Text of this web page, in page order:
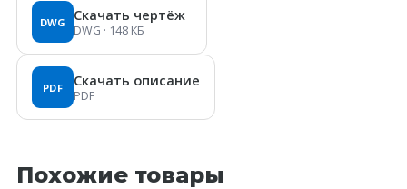
DWG Скачать чертёж
DWG · 148 КБ
PDF Скачать описание
PDF
Похожие товары